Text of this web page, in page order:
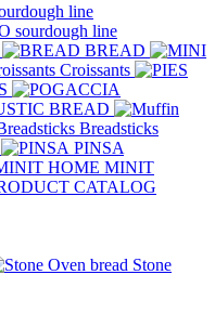
line
sourdough line
BREAD
Croissants
BREAD
Breadsticks
PINSA
MINIT
CATALOG
Stone